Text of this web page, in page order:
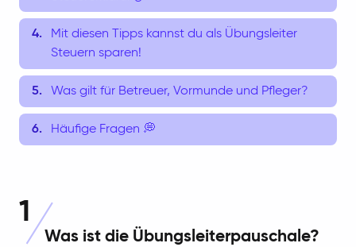
Mit diesen Tipps kannst du als Übungsleiter
Steuern sparen!
Was gilt für Betreuer, Vormunde und Pfleger?
Häufige Fragen 💭
1
Was ist die Übungsleiterpauschale?